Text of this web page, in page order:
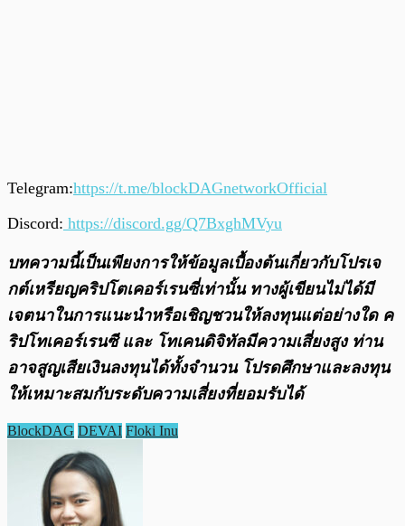
Telegram:https://t.me/blockDAGnetworkOfficial
Discord: https://discord.gg/Q7BxghMVyu
บทความนี้เป็นเพียงการให้ข้อมูลเบื้องต้นเกี่ยวกับโปรเจ
กต์เหรียญคริปโตเคอร์เรนซี่เท่านั้น ทางผู้เขียนไม่ได้มี
เจตนาในการแนะนำหรือเชิญชวนให้ลงทุนแต่อย่างใด ค
ริปโทเคอร์เรนซี และ โทเคนดิจิทัลมีความเสี่ยงสูง ท่าน
อาจสูญเสียเงินลงทุนได้ทั้งจํานวน โปรดศึกษาและลงทุน
ให้เหมาะสมกับระดับความเสี่ยงที่ยอมรับได้
BlockDAG DEVAI Floki Inu